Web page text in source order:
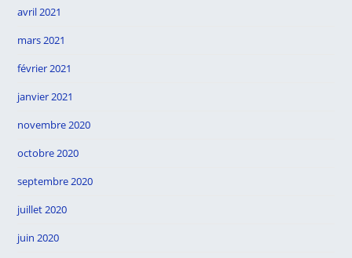
avril 2021
mars 2021
février 2021
janvier 2021
novembre 2020
octobre 2020
septembre 2020
juillet 2020
juin 2020